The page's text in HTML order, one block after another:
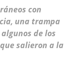
con
una trampa
de los
salieron a la